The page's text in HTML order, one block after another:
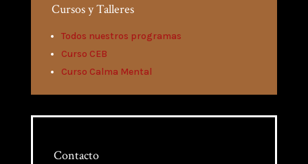
Cursos y Talleres
Todos nuestros programas
Curso CEB
Curso Calma Mental
Contacto